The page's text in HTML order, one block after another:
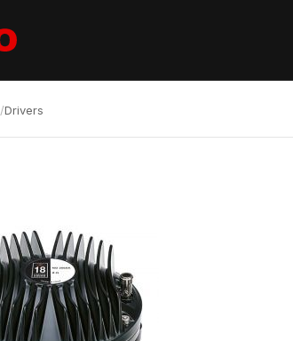
/Drivers